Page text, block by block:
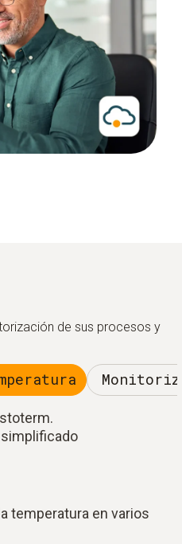
de sus procesos y
temperatura en varios